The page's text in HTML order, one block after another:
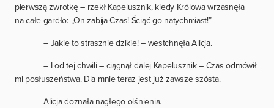
pierwszą zwrotkę – rzekł Kapelusznik, kiedy Królowa wrzasnęła
na całe gardło: „On zabija Czas! Ściąć go natychmiast!”
– Jakie to strasznie dzikie! – westchnęła Alicja.
– I od tej chwili – ciągnął dalej Kapelusznik – Czas odmówił
mi posłuszeństwa. Dla mnie teraz jest już zawsze szósta.
Alicja doznała nagłego olśnienia.